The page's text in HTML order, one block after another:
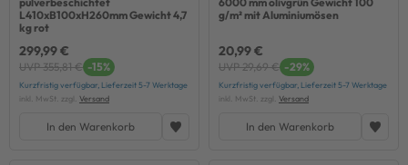
L410xB100xH260mm Gewicht 4,7
kg rot
299,99 €
UVP 355,81 € -15%
Kurzfristig verfügbar, Lieferzeit 5-7 Werktage
inkl. MwSt. zzgl. Versand
In den Warenkorb
g/m² mit Aluminiumösen
20,99 €
UVP 29,69 € -29%
Kurzfristig verfügbar, Lieferzeit 5-7 Werktage
inkl. MwSt. zzgl. Versand
In den Warenkorb